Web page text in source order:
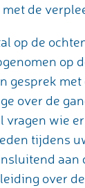
de
op de
op
gesprek met
over de
vragen wie
tijdens
aan
over